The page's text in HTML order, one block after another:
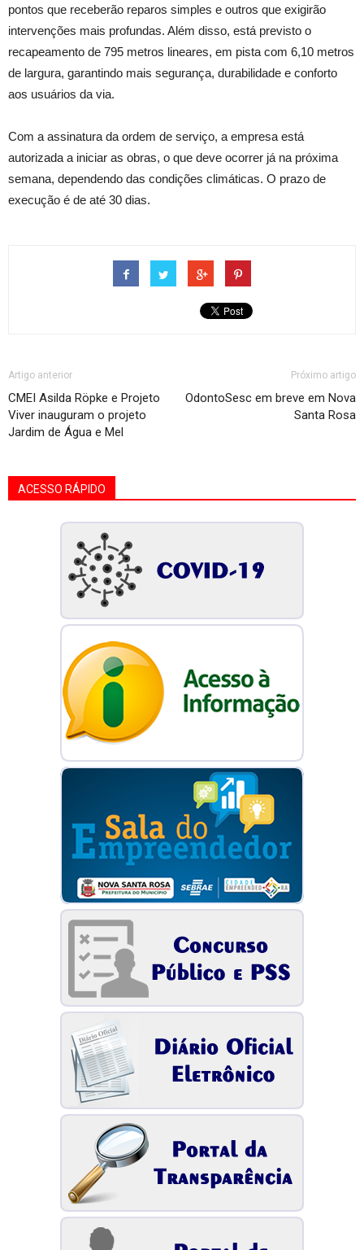
pontos que receberão reparos simples e outros que exigirão
intervenções mais profundas. Além disso, está previsto o
recapeamento de 795 metros lineares, em pista com 6,10 metros
de largura, garantindo mais segurança, durabilidade e conforto
aos usuários da via.
Com a assinatura da ordem de serviço, a empresa está
autorizada a iniciar as obras, o que deve ocorrer já na próxima
semana, dependendo das condições climáticas. O prazo de
execução é de até 30 dias.
Artigo anterior
CMEI Asilda Röpke e Projeto
Viver inauguram o projeto
Jardim de Água e Mel
Próximo artigo
OdontoSesc em breve em Nova
Santa Rosa
ACESSO RÁPIDO